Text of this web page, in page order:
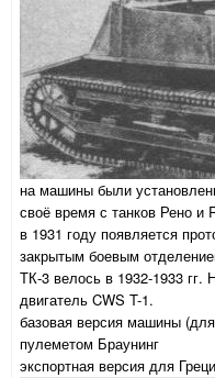
на машины были
своё время с танков Рено и
в 1931 году появляется
закрытым боевым
ТК-3 велось в 1932-1933
двигатель CWS T-1.
базовая версия машины
пулеметом Браунинг
экспортная версия для